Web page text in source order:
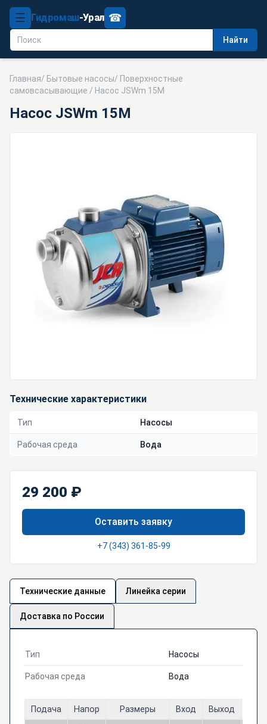
☰ Гидромаш-Урал
Найти
☎
Главная/ Бытовые насосы/ Поверхностные
самовсасывающие / Насос JSWm 15M
Насос JSWm 15M
Технические характеристики
Тип Насосы
Рабочая среда Вода
29 200 ₽
Оставить заявку
+7 (343) 361-85-99
Технические данные Линейка серии
Доставка по России
Тип Насосы
Рабочая среда Вода
Подача Напор Размеры Вход Выход